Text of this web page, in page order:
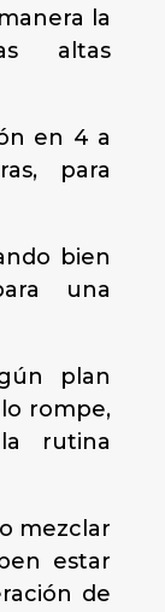
la
altas
en 4 a
para
bien
una
plan
rompe,
rutina
mezclar
estar
de